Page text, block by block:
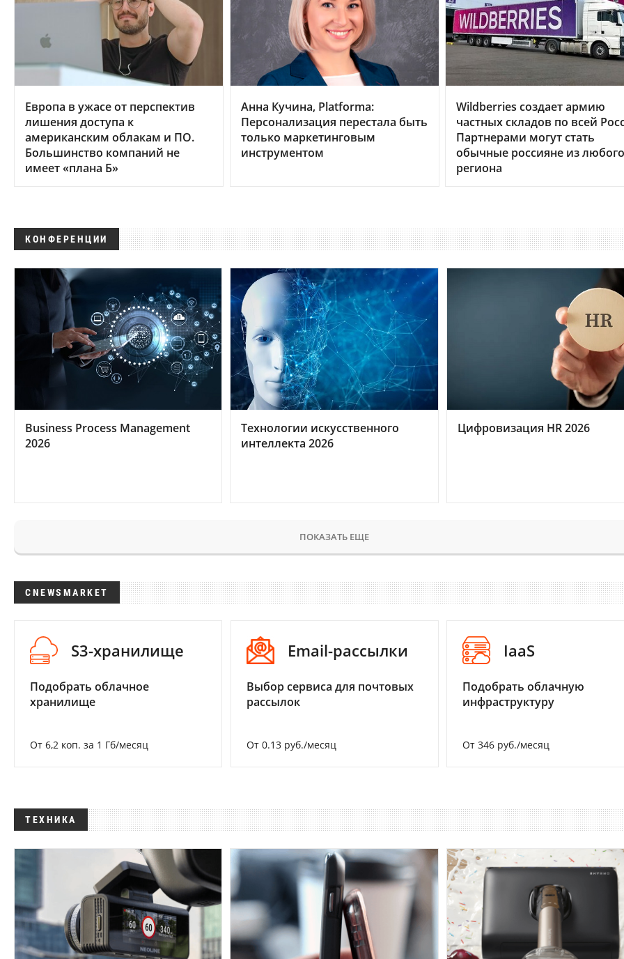
Европа в ужасе от перспектив
лишения доступа к
американским облакам и ПО.
Большинство компаний не
имеет «плана Б»
Анна Кучина, Platforma:
Персонализация перестала быть
только маркетинговым
инструментом
Wildberries создает армию
частных складов по всей
Партнерами могут стать
обычные россияне из любого
региона
КОНФЕРЕНЦИИ
Business Process Management
2026
Технологии искусственного
интеллекта 2026
Цифровизация HR 2026
ПОКАЗАТЬ ЕЩЕ
CNEWSMARKET
S3-хранилище
Подобрать облачное
хранилище
От 6,2 коп. за 1 Гб/месяц
Email-рассылки
Выбор сервиса для почтовых
рассылок
От 0.13 руб./месяц
IaaS
Подобрать облачную
инфраструктуру
От 346 руб./месяц
ТЕХНИКА